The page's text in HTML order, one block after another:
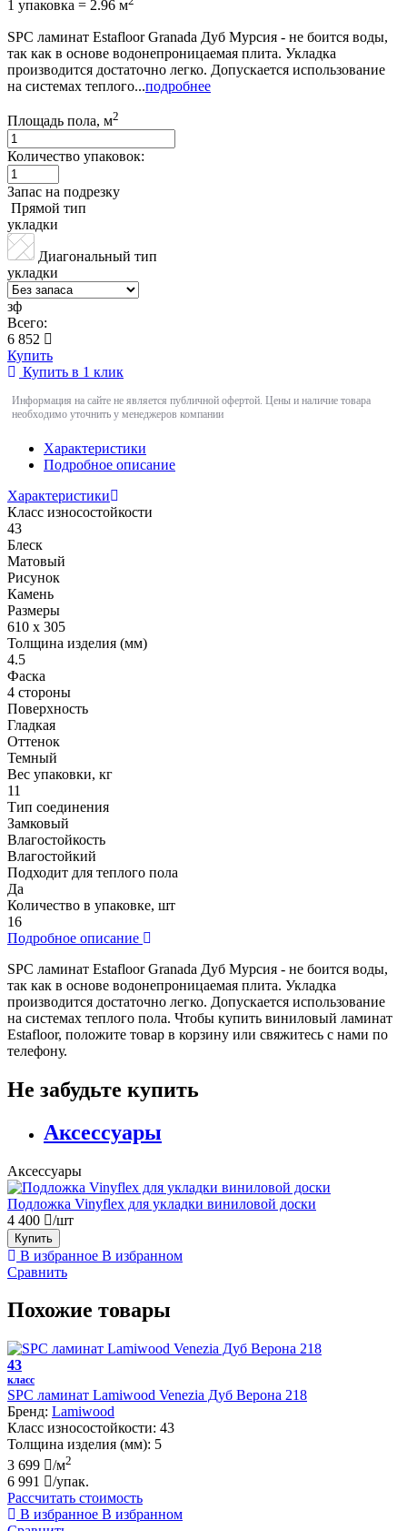
1 упаковка = 2.96 м
SPC ламинат Estafloor Granada Дуб Мурсия - не боится воды,
так как в основе водонепроницаемая плита. Укладка
производится достаточно легко. Допускается использование
на системах теплого...подробнее
Площадь пола, м2
Количество упаковок:
Запас на подрезку
Прямой тип
укладки
Диагональный тип
укладки
зф
Всего:
6 852
Купить
Купить в 1 клик
Информация на сайте не является публичной офертой. Цены и наличие товара
необходимо уточнить у менеджеров компании
Характеристики
Подробное описание
Характеристики
Класс износостойкости
43
Блеск
Матовый
Рисунок
Камень
Размеры
610 х 305
Толщина изделия (мм)
4.5
Фаска
4 стороны
Поверхность
Гладкая
Оттенок
Темный
Вес упаковки, кг
11
Тип соединения
Замковый
Влагостойкость
Влагостойкий
Подходит для теплого пола
Да
Количество в упаковке, шт
16
Подробное описание
SPC ламинат Estafloor Granada Дуб Мурсия - не боится воды,
так как в основе водонепроницаемая плита. Укладка
производится достаточно легко. Допускается использование
на системах теплого пола. Чтобы купить виниловый ламинат
Estafloor, положите товар в корзину или свяжитесь с нами по
телефону.
Не забудьте купить
Аксессуары
Аксессуары
Подложка Vinyflex для укладки виниловой доски
4 400
/шт
Купить
В избранное В избранном
Сравнить
Похожие товары
43
класс
SPC ламинат Lamiwood Venezia Дуб Верона 218
Бренд: Lamiwood
Класс износостойкости: 43
Толщина изделия (мм): 5
3 699
/м2
6 991
/упак.
Рассчитать стоимость
В избранное В избранном